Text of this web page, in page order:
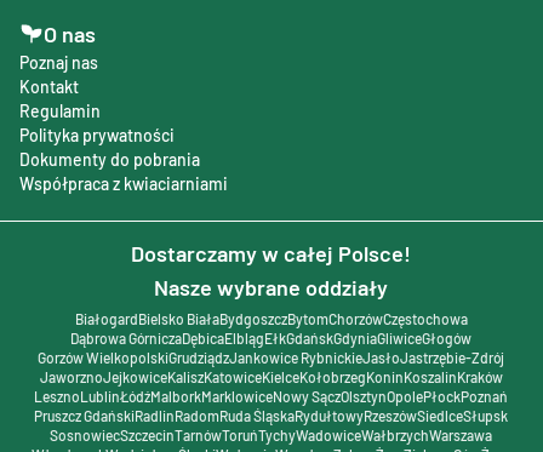
O nas
Poznaj nas
Kontakt
Regulamin
Polityka prywatności
Dokumenty do pobrania
Współpraca z kwiaciarniami
Dostarczamy w całej Polsce!
Nasze wybrane oddziały
BiałogardBielsko BiałaBydgoszczBytomChorzówCzęstochowa
Dąbrowa GórniczaDębicaElblągEłkGdańskGdyniaGliwiceGłogów
Gorzów WielkopolskiGrudziądzJankowice RybnickieJasłoJastrzębie-Zdrój
JaworznoJejkowiceKaliszKatowiceKielceKołobrzegKoninKoszalinKraków
LesznoLublinŁódźMalborkMarklowiceNowy SączOlsztynOpolePłockPoznań
Pruszcz GdańskiRadlinRadomRuda ŚląskaRydułtowyRzeszówSiedlceSłupsk
SosnowiecSzczecinTarnówToruńTychyWadowiceWałbrzychWarszawa